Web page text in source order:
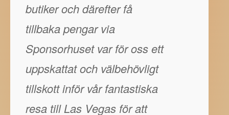
butiker och därefter få
tillbaka pengar via
Sponsorhuset var för oss ett
uppskattat och välbehövligt
tillskott inför vår fantastiska
resa till Las Vegas för att